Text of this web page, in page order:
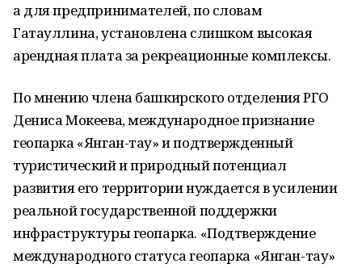
а для предпринимателей, по словам
Гатауллина, установлена слишком высокая
арендная плата за рекреационные комплексы.
По мнению члена башкирского отделения РГО
Дениса Мокеева, международное признание
геопарка «Янган-тау» и подтвержденный
туристический и природный потенциал
развития его территории нуждается в усилении
реальной государственной поддержки
инфраструктуры геопарка. «Подтверждение
международного статуса геопарка «Янган-тау»